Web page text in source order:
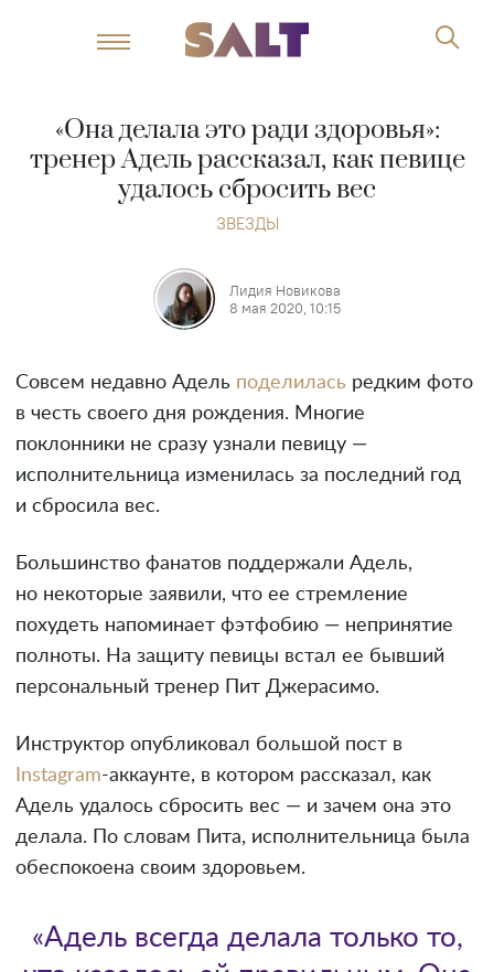
«Она делала это ради здоровья»:
тренер Адель рассказал, как певице
удалось сбросить вес
ЗВЕЗДЫ
Лидия Новикова
8 мая 2020, 10:15
Совсем недавно Адель поделилась редким фото
в честь своего дня рождения. Многие
поклонники не сразу узнали певицу —
исполнительница изменилась за последний год
и сбросила вес.
Большинство фанатов поддержали Адель,
но некоторые заявили, что ее стремление
похудеть напоминает фэтфобию — непринятие
полноты. На защиту певицы встал ее бывший
персональный тренер Пит Джерасимо.
Инструктор опубликовал большой пост в
Instagram-аккаунте, в котором рассказал, как
Адель удалось сбросить вес — и зачем она это
делала. По словам Пита, исполнительница была
обеспокоена своим здоровьем.
«Адель всегда делала только то,